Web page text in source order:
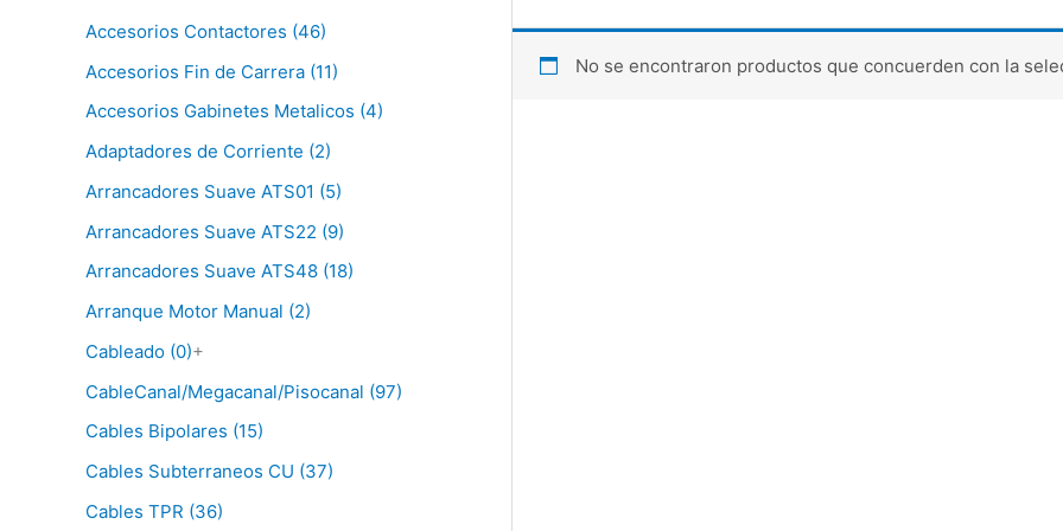
Accesorios Contactores (46)
Accesorios Fin de Carrera (11)
Accesorios Gabinetes Metalicos (4)
Adaptadores de Corriente (2)
Arrancadores Suave ATS01 (5)
Arrancadores Suave ATS22 (9)
Arrancadores Suave ATS48 (18)
Arranque Motor Manual (2)
Cableado (0)+
CableCanal/Megacanal/Pisocanal (97)
Cables Bipolares (15)
Cables Subterraneos CU (37)
Cables TPR (36)
No se encontraron productos que concuerden con la